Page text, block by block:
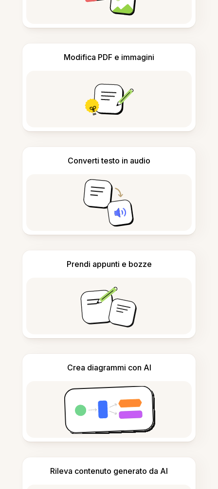
Modifica PDF e immagini
Converti testo in audio
Prendi appunti e bozze
Crea diagrammi con AI
Rileva contenuto generato da AI